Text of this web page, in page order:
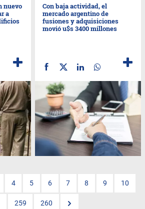
nuevo
a
Con baja actividad, el
mercado argentino de
fusiones y adquisiciones
movió u$s 3400 millones
4 5 6 7 8 9 10
259 260